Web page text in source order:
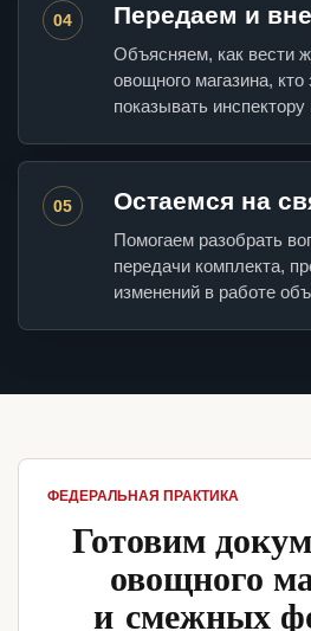
04 Передаем и
Объясняем, как вести
овощного магазина, кто
показывать инспектору
05 Остаемся на
Помогаем разобрать
передачи комплекта,
изменений в работе
ФЕДЕРАЛЬНАЯ ПРАКТИКА
Готовим
овощного
и смежных